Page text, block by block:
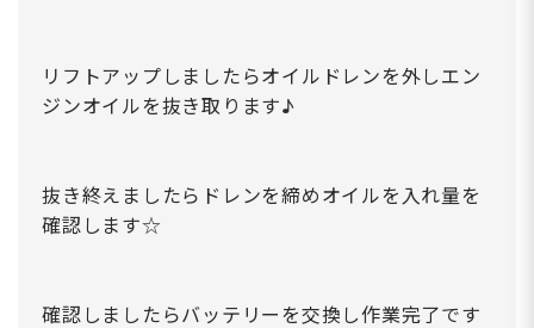
リフトアップしましたらオイルドレンを外しエン
ジンオイルを抜き取ります♪
抜き終えましたらドレンを締めオイルを入れ量を
確認します☆
確認しましたらバッテリーを交換し作業完了です